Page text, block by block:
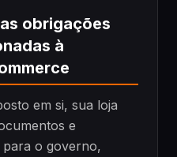
obrigações
à
em si, sua loja
e
para o governo,